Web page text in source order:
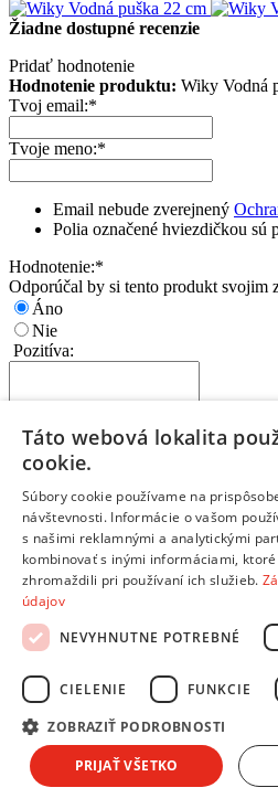
Žiadne dostupné recenzie
Pridať hodnotenie
Hodnotenie produktu: Wiky Vodná
Tvoj email:*
Tvoje meno:*
Email nebude zverejnený
Polia označené hviezdičkou sú
Hodnotenie:*
Odporúčal by si tento produkt svojim
Áno
Nie
Pozitíva:
Ktoré vlastnosti tohto produktu
Každý bod napíš na nový
Negatíva:
Napíš slabé stránky a
Každý bod napíš na nový riadok
Ak si s výrobkom 100%
Zhrnutie:*
Táto webová lokalita
cookie.
Súbory cookie používame na
návštevnosti. Informácie o vašom
s našimi reklamnými a analytickými
kombinovať s inými informáciami,
zhromaždili pri používaní ich služieb.
údajov
NEVYHNUTNE POTREBNÉ
CIELENIE FUNKCIE
ZOBRAZIŤ PODROBNOSTI
PRIJAŤ VŠETKO